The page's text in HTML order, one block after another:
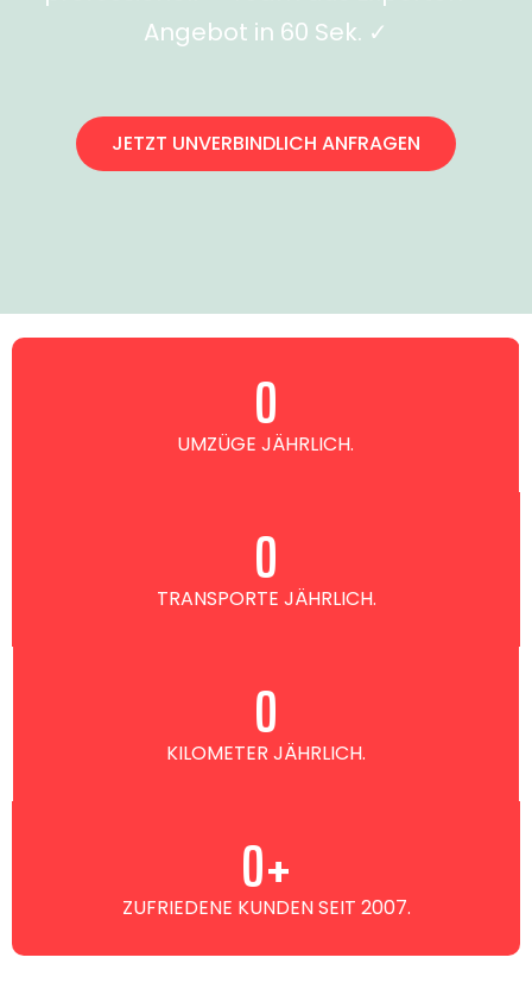
Angebot in 60 Sek. ✓
JETZT UNVERBINDLICH ANFRAGEN
UMZÜGE JÄHRLICH.
0
TRANSPORTE JÄHRLICH.
0
KILOMETER JÄHRLICH.
0
ZUFRIEDENE KUNDEN SEIT 2007.
0+